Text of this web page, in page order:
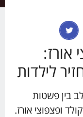
אורז:
לילדות
בין פשטות
ופצפוצי אורז.